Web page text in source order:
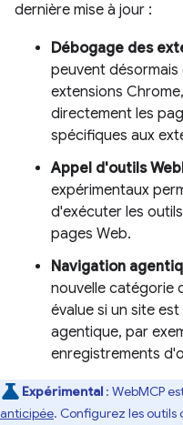
dernière mise à jour :
Débogage des
peuvent
extensions
directement les
spécifiques aux
Appel d'outils
expérimentaux
d'exécuter les
pages Web.
Navigation
nouvelle catégorie
évalue si un site
agentique, par
enregistrements
Expérimental : WebMCP
anticipée. Configurez les